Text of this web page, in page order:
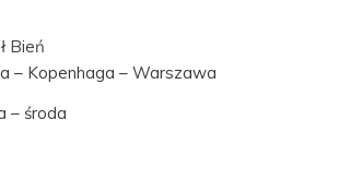
Bień
– Kopenhaga – Warszawa
– środa